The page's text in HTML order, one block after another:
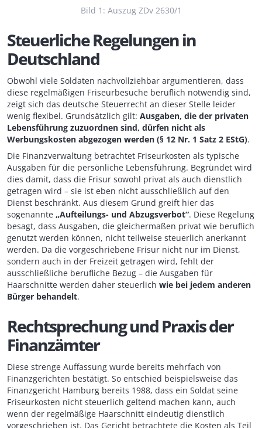
Bild 1: Auszug ZDv 2630/1
Steuerliche Regelungen in
Deutschland
Obwohl viele Soldaten nachvollziehbar argumentieren, dass
diese regelmäßigen Friseurbesuche beruflich notwendig sind,
zeigt sich das deutsche Steuerrecht an dieser Stelle leider
wenig flexibel. Grundsätzlich gilt:Ausgaben, die der privaten
Lebensführung zuzuordnen sind, dürfen nicht als
Werbungskosten abgezogen werden (§ 12 Nr. 1 Satz 2 EStG).
Die Finanzverwaltung betrachtet Friseurkosten als typische
Ausgaben für die persönliche Lebensführung. Begründet wird
dies damit, dass die Frisur sowohl privat als auch dienstlich
getragen wird – sie ist eben nicht ausschließlich auf den
Dienst beschränkt. Aus diesem Grund greift hier das
sogenannte„Aufteilungs- und Abzugsverbot“. Diese Regelung
besagt, dass Ausgaben, die gleichermaßen privat wie beruflich
genutzt werden können, nicht teilweise steuerlich anerkannt
werden. Da die vorgeschriebene Frisur nicht nur im Dienst,
sondern auch in der Freizeit getragen wird, fehlt der
ausschließliche berufliche Bezug – die Ausgaben für
Haarschnitte werden daher steuerlichwie bei jedem anderen
Bürger behandelt.
Rechtsprechung und Praxis der
Finanzämter
Diese strenge Auffassung wurde bereits mehrfach von
Finanzgerichten bestätigt. So entschied beispielsweise das
Finanzgericht Hamburg bereits 1988, dass ein Soldat seine
Friseurkosten nicht steuerlich geltend machen kann, auch
wenn der regelmäßige Haarschnitt eindeutig dienstlich
vorgeschrieben ist. Das Gericht betrachtete die Kosten als Teil